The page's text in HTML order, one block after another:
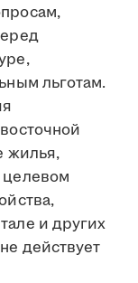
льготам.
жилья,
и других
действует